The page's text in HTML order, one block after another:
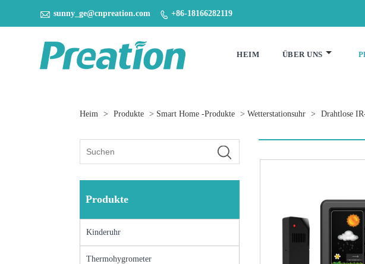
 sunny_ge@cnpreation.com  +86-18166282119
HEIM ÜBER UNS
Heim > Produkte > Smart Home -Produkte >Wetterstationsuhr > Drahtlose
Produkte
Kinderuhr
Thermohygrometer